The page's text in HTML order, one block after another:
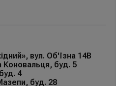
вул. Об'їзна 14В
Коновальця, буд. 5
4
буд. 28